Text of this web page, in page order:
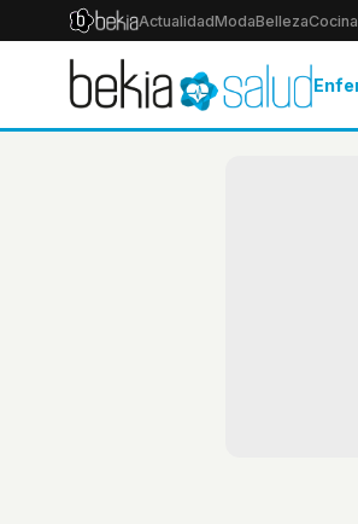
ActualidadModaBellezaCocina